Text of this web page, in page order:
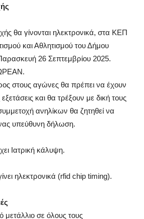
θα γίνονται ηλεκτρονικά, στα ΚΕΠ
και Αθλητισμού του Δήμου
26 Σεπτεμβρίου 2025.
στους αγώνες θα πρέπει να έχουν
και θα τρέξουν με δική τους
ανηλίκων θα ζητηθεί να
υπεύθυνη δήλωση.
Ιατρική κάλυψη.
ηλεκτρονικά (rfid chip timing).
μετάλλιο σε όλους τους